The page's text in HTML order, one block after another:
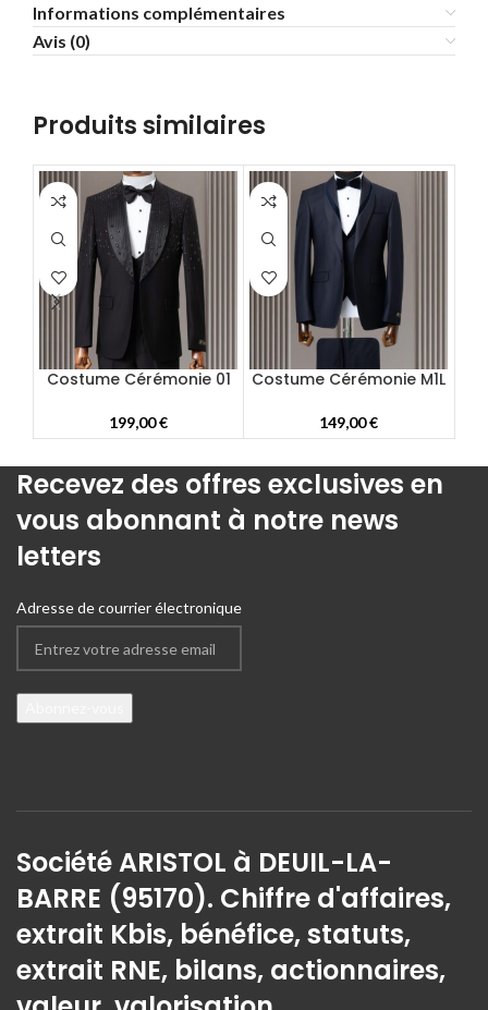
52 54
70
Informations complémentaires
Avis (0)
Produits similaires
Costume Cérémonie 01
199,00€
Costume Cérémonie M1L
149,00€
Recevez des offres exclusives en
vous abonnant à notre news
letters
Adresse de courrier électronique
Société ARISTOL à DEUIL-LA-
BARRE (95170). Chiffre d'affaires,
extrait Kbis, bénéfice, statuts,
extrait RNE, bilans, actionnaires,